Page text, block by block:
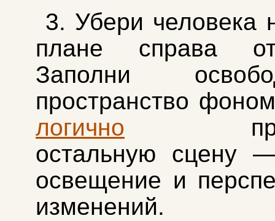
3. Убери человека
плане справа
Заполни
пространство
логично
остальную сцену
освещение и
изменений.